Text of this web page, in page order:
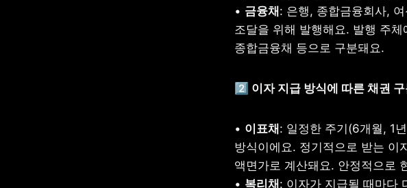
• 금융채: 은행, 종합금융회사,
조달을 위해 발행해요. 발행 주
종합금융채 등으로 구분돼요.
2️⃣ 이자 지급 방식에 따른 채권
• 이표채: 일정한 주기(6개월, 1
방식이에요. 정기적으로 받는 이
액면가로 계산돼요. 안정적으로
• 복리채: 이자가 지급될 때마다